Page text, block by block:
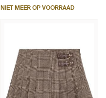
NIET MEER OP VOORRAAD